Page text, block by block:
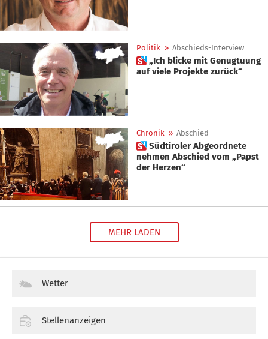
Politik » Abschieds-Interview
 „Ich blicke mit Genugtuung
auf viele Projekte zurück“
Chronik » Abschied
 Südtiroler Abgeordnete
nehmen Abschied vom „Papst
der Herzen“
MEHR LADEN
Wetter
Stellenanzeigen